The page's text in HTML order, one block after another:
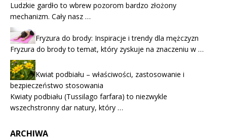
Ludzkie gardło to wbrew pozorom bardzo złożony
mechanizm. Cały nasz …
Fryzura do brody: Inspiracje i trendy dla mężczyzn
Fryzura do brody to temat, który zyskuje na znaczeniu w …
Kwiat podbiału – właściwości, zastosowanie i
bezpieczeństwo stosowania
Kwiaty podbiału (Tussilago farfara) to niezwykle
wszechstronny dar natury, który …
ARCHIWA